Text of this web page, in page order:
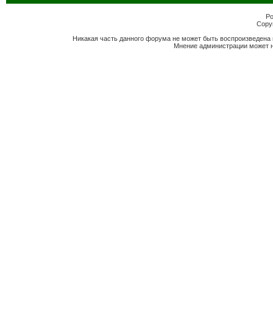
Никакая часть данного форума не может быть
Мнение администрации может